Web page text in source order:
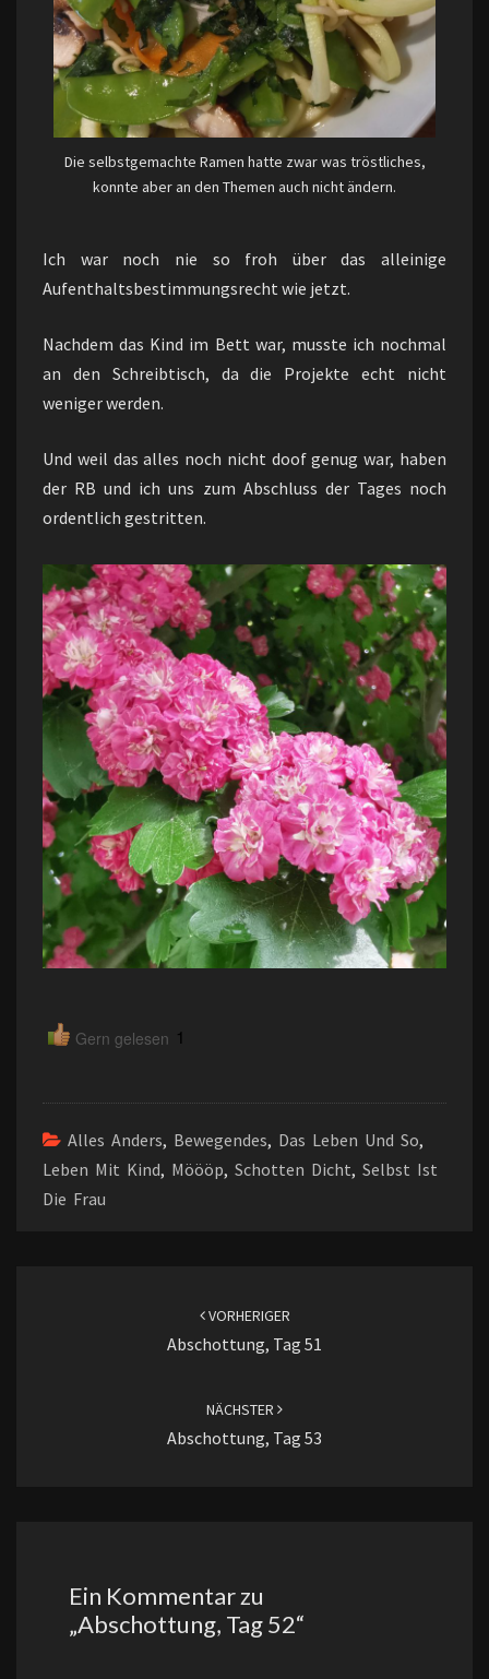
Die selbstgemachte Ramen hatte zwar was tröstliches,
konnte aber an den Themen auch nicht ändern.
Ich war noch nie so froh über das alleinige
Aufenthaltsbestimmungsrecht wie jetzt.
Nachdem das Kind im Bett war, musste ich nochmal
an den Schreibtisch, da die Projekte echt nicht
weniger werden.
Und weil das alles noch nicht doof genug war, haben
der RB und ich uns zum Abschluss der Tages noch
ordentlich gestritten.
Gern gelesen 1
Alles Anders, Bewegendes, Das Leben Und So,
Leben Mit Kind, Möööp, Schotten Dicht, Selbst Ist
Die Frau
VORHERIGER
Abschottung, Tag 51
NÄCHSTER
Abschottung, Tag 53
Ein Kommentar zu
„Abschottung, Tag 52“